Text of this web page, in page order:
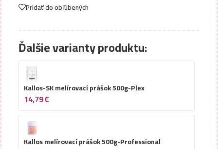
Pridať do obľúbených
Ďalšie varianty produktu:
Kallos-SK melírovací prášok 500g-Plex
14,79€
Kallos melírovací prášok 500g-Professional